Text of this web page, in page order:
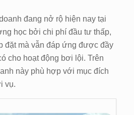
đang nở rộ hiện nay tại
học bởi chi phí đầu tư thấp,
đặt mà vẫn đáp ứng được đầy
cho hoạt động bơi lội. Trên
này phù hợp với mục đích
vụ.